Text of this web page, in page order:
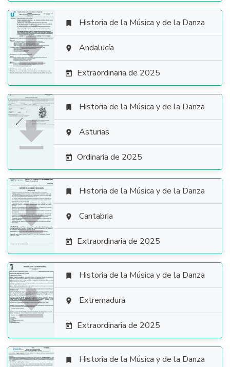

 Historia de la Música y de la Danza
 Andalucía
 Extraordinaria de 2025

 Historia de la Música y de la Danza
 Asturias
 Ordinaria de 2025

 Historia de la Música y de la Danza
 Cantabria
 Extraordinaria de 2025

 Historia de la Música y de la Danza
 Extremadura
 Extraordinaria de 2025
 Historia de la Música y de la Danza